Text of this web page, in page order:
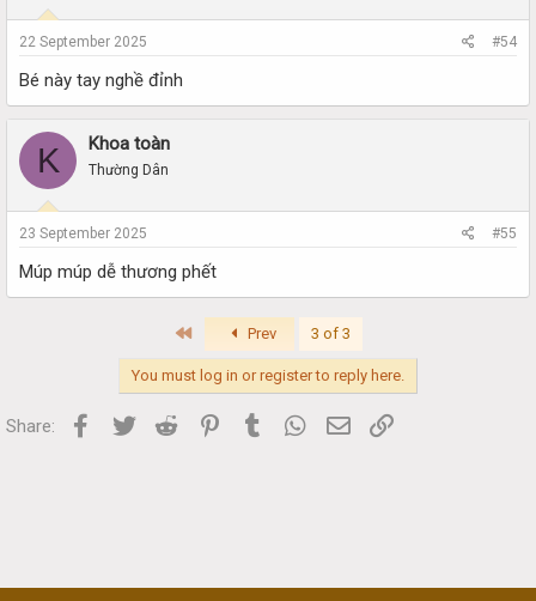
22 September 2025 #54
Bé này tay nghề đỉnh
K Khoa toàn
Thường Dân
23 September 2025 #55
Múp múp dễ thương phết
Prev 3 of 3
You must log in or register to reply here.
Share: Facebook
Twitter Reddit PinterestTumblr WhatsApp
Email